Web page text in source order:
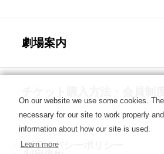
劇場案内
プライバシーポリシー
On our website we use some cookies.
necessary for our site to work properly
information about how our site is used.
Learn more